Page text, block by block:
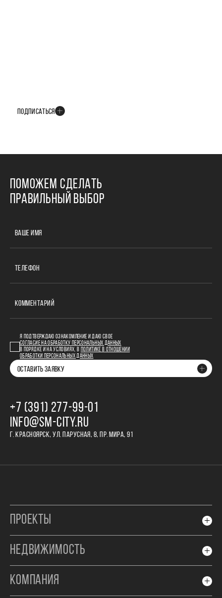
ПОДПИСАТЬСЯ
ПОМОЖЕМ СДЕЛАТЬ
ПРАВИЛЬНЫЙ ВЫБОР
ВАШЕ ИМЯ
ТЕЛЕФОН
КОММЕНТАРИЙ
Я ПОДТВЕРЖДАЮ ОЗНАКОМЛЕНИЕ И ДАЮ СВОЕ
СОГЛАСИЕ НА ОБРАБОТКУ ПЕРСОНАЛЬНЫХ ДАННЫХ
В ПОРЯДКЕ И НА УСЛОВИЯХ, В
ПОЛИТИКЕ В ОТНОШЕНИИ
ОБРАБОТКИ ПЕРСОНАЛЬНЫХ ДАННЫХ
ОСТАВИТЬ ЗАЯВКУ
+7 (391) 277‒99‒01
INFO@SM-CITY.RU
Г. КРАСНОЯРСК, УЛ. ПАРУСНАЯ, 8, ПР. МИРА, 91
ПРОЕКТЫ
НЕДВИЖИМОСТЬ
КОМПАНИЯ